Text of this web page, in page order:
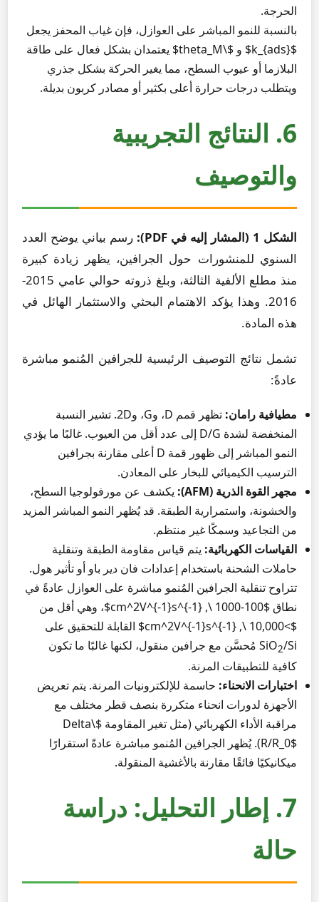
الحرجة.
بالنسبة للنمو المباشر على العوازل، فإن غياب المحفز يجعل
$k_{ads}$ و $\theta_M$ يعتمدان بشكل فعال على طاقة
البلازما أو عيوب السطح، مما يغير الحركة بشكل جذري
ويتطلب درجات حرارة أعلى بكثير أو مصادر كربون بديلة.
6. النتائج التجريبية
والتوصيف
الشكل 1 (المشار إليه في PDF):
رسم بياني يوضح العدد
السنوي للمنشورات حول الجرافين، يظهر زيادة كبيرة
منذ مطلع الألفية الثالثة، وبلغ ذروته حوالي عامي 2015-
2016. وهذا يؤكد الاهتمام البحثي والاستثمار الهائل في
هذه المادة.
تشمل نتائج التوصيف الرئيسية للجرافين المُنمو مباشرة
عادةً:
مطيافية رامان:
تظهر قمم D، وG، و2D. تشير النسبة
المنخفضة لشدة D/G إلى عدد أقل من العيوب. غالبًا ما يؤدي
النمو المباشر إلى ظهور قمة D أعلى مقارنة بجرافين
الترسيب الكيميائي للبخار على المعادن.
مجهر القوة الذرية (AFM):
يكشف عن مورفولوجيا السطح،
والخشونة، واستمرارية الطبقة. قد يُظهر النمو المباشر المزيد
من التجاعيد وسمكًا غير منتظم.
القياسات الكهربائية: يتم قياس مقاومة الطبقة وتنقلية
حاملات الشحنة باستخدام إعدادات فان دير باو أو تأثير هول.
تتراوح تنقلية الجرافين المُنمو مباشرة على العوازل عادةً في
نطاق $100-1000 \, cm^2V^{-1}s^{-1}$، وهي أقل من
$>10,000 \, cm^2V^{-1}s^{-1}$ القابلة للتحقيق على
SiO2
/Si مُحسَّن مع جرافين منقول، لكنها غالبًا ما تكون
كافية للتطبيقات المرنة.
اختبارات الانحناء: حاسمة للإلكترونيات المرنة. يتم تعريض
الأجهزة لدورات انحناء متكررة بنصف قطر مختلف مع
مراقبة الأداء الكهربائي (مثل تغير المقاومة $\Delta
R/R_0$). يُظهر الجرافين المُنمو مباشرة عادةً استقرارًا
ميكانيكيًا فائقًا مقارنة بالأغشية المنقولة.
7. إطار التحليل: دراسة
حالة